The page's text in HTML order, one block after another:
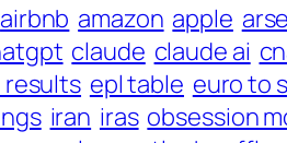
airbnb amazon apple
claude claude ai
results epl table euro to
iran iras obsession